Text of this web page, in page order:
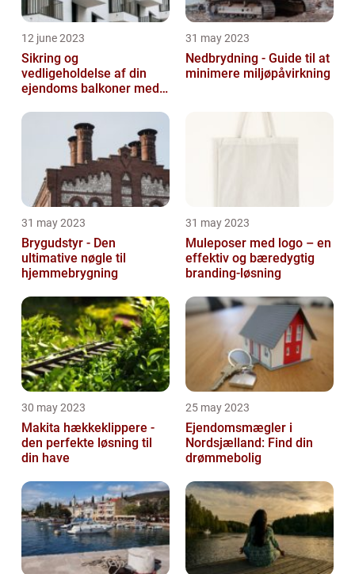
12 june 2023
Sikring og
vedligeholdelse af din
ejendoms balkoner med
31 may 2023
Nedbrydning - Guide til at
minimere miljøpåvirkning
31 may 2023
Brygudstyr - Den
ultimative nøgle til
hjemmebrygning
31 may 2023
Muleposer med logo – en
effektiv og bæredygtig
branding-løsning
30 may 2023
Makita hækkeklippere -
den perfekte løsning til
din have
25 may 2023
Ejendomsmægler i
Nordsjælland: Find din
drømmebolig